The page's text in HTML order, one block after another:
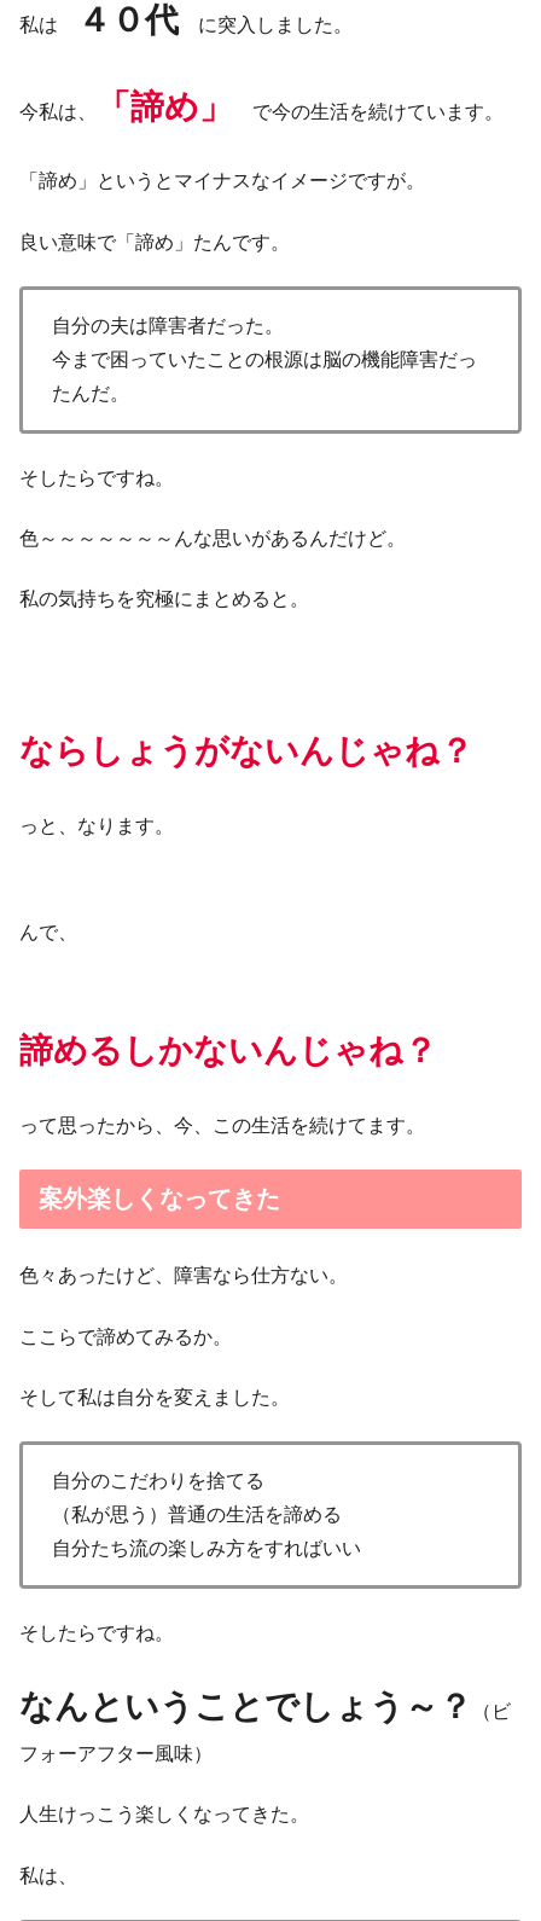
私は ４０代に突入しました。
今私は、 「諦め」 で今の生活を続けています。
「諦め」というとマイナスなイメージですが。
良い意味で「諦め」たんです。
自分の夫は障害者だった。
今まで困っていたことの根源は脳の機能障害だっ
たんだ。
そしたらですね。
色～～～～～～～んな思いがあるんだけど。
私の気持ちを究極にまとめると。
ならしょうがないんじゃね？
っと、なります。
んで、
諦めるしかないんじゃね？
って思ったから、今、この生活を続けてます。
案外楽しくなってきた
色々あったけど、障害なら仕方ない。
ここらで諦めてみるか。
そして私は自分を変えました。
自分のこだわりを捨てる
（私が思う）普通の生活を諦める
自分たち流の楽しみ方をすればいい
そしたらですね。
なんということでしょう～？ （ビ
フォーアフター風味）
人生けっこう楽しくなってきた。
私は、